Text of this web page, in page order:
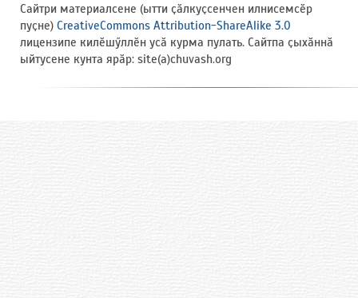
Сайтри материалсене (ытти ҫӑлкуҫсенчен илнисемсӗр
пуҫне) CreativeCommons Attribution-ShareAlike 3.0
лицензипе килӗшӳллӗн усӑ курма пулать. Сайтпа ҫыхӑннӑ
ыйтусене кунта ярӑр: site(a)chuvash.org